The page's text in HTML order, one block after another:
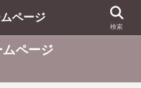
ページ
ページ
検索